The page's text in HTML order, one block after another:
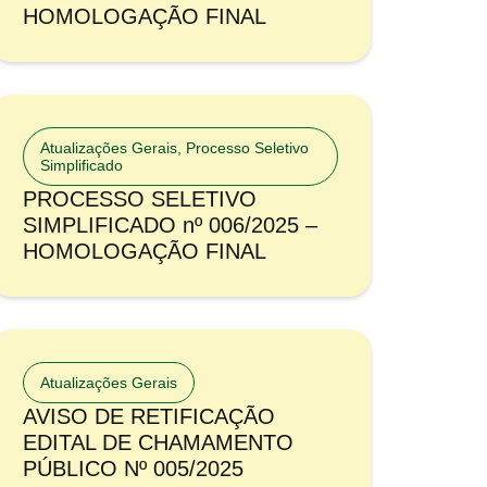
HOMOLOGAÇÃO FINAL
Atualizações Gerais Processo Seletivo
Simplificado
PROCESSO SELETIVO
SIMPLIFICADO nº 006/2025 –
HOMOLOGAÇÃO FINAL
Atualizações Gerais
AVISO DE RETIFICAÇÃO
EDITAL DE CHAMAMENTO
PÚBLICO Nº 005/2025